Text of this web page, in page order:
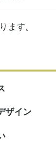
ます。
ザイン